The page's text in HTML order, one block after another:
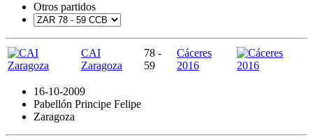
Otros partidos
CAI
Zaragoza
78 -
59
Cáceres
2016
16-10-2009
Pabellón Principe Felipe
Zaragoza